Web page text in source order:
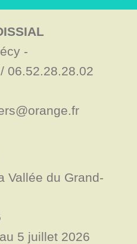
-
06.52.28.28.02
Vallée du Grand-
5 juillet 2026